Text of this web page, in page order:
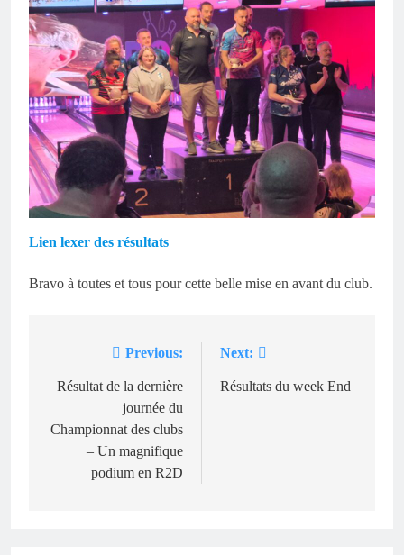
Lien lexer des résultats
Bravo à toutes et tous pour cette belle mise en avant du club.
Navigation
de
l’article
Previous:
Résultat de la dernière
journée du
Championnat des clubs
– Un magnifique
podium en R2D
Next:
Résultats du week End